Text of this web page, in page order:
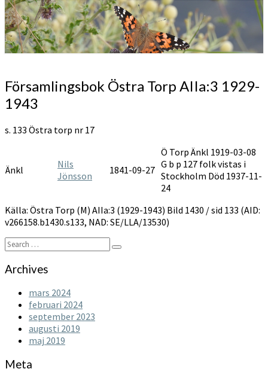
https://nilsson-reijer.se
Församlingsbok
Östra
Torp
1929-
Församlingsbok Östra Torp AIIa:3 1929-
1943
s. 133 Östra torp nr 17
Änkl
Nils
Jönsson
1841-09-27
Ö Torp Änkl 1919-03-08
G b p 127 folk vistas i
Stockholm Död 1937-11-
24
Källa: Östra Torp (M) AIIa:3 (1929-1943) Bild 1430 / sid 133 (AID:
v266158.b1430.s133, NAD: SE/LLA/13530)
Search
for:
Search
Archives
mars 2024
februari 2024
september 2023
augusti 2019
maj 2019
Meta